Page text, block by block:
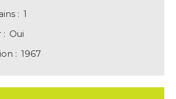
: 1
: Oui
: 1967